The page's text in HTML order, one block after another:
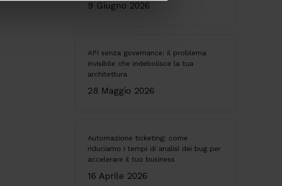
9 Giugno 2026
API senza governance: il problema
invisibile che indebolisce la tua
architettura
28 Maggio 2026
Automazione ticketing: come
riduciamo i tempi di analisi dei bug per
accelerare il tuo business
16 Aprile 2026